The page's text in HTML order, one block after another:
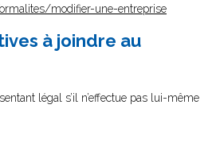
modifier-une-entreprise
à joindre au
légal s’il n’effectue pas lui-même